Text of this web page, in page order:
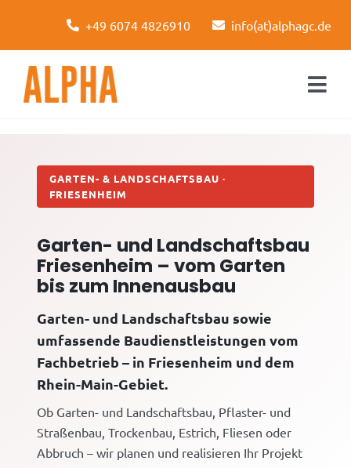
content
+49 6074 4826910 info(at)alphagc.de
Leistungen
Über uns
Kontakt
GARTEN- & LANDSCHAFTSBAU ·
FRIESENHEIM
Garten- und Landschaftsbau
Friesenheim – vom Garten
bis zum Innenausbau
Garten- und Landschaftsbau sowie
umfassende Baudienstleistungen vom
Fachbetrieb – in Friesenheim und dem
Rhein-Main-Gebiet.
Ob Garten- und Landschaftsbau, Pflaster- und
Straßenbau, Trockenbau, Estrich, Fliesen oder
Abbruch – wir planen und realisieren Ihr Projekt